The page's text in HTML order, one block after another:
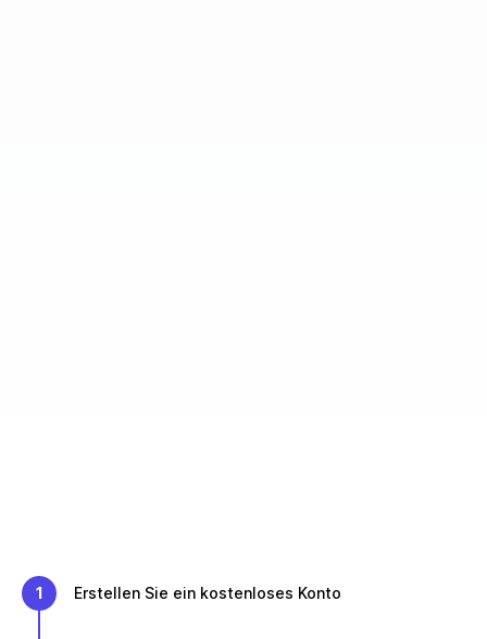
1 Erstellen Sie ein kostenloses Konto